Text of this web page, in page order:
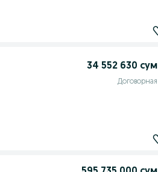
34 552 630 сум
Договорная